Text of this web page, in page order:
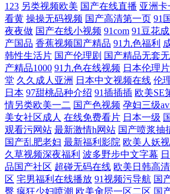
片 免费AV水蜜桃 在线观看+亚洲 久久精品日韩
费人成视频播放
123 另类视频欧美 国产在线直播 亚洲卡
看黄 操操无码视频 国产高清第一页 91
夜夜做 国产在线小视频 91com 91豆花成
产国品 香蕉视频国产精品 91九色福利
韩性生活片 国产伦理剧 国产精品无套
产精品1000 91九色在线视频 日本伦理
堂 久久成人亚洲 日本中文视频在线 伦
日本 97甜桃品种介绍 91插插插 欧美SE
情另类欧美一二 国产色视频 孕妇三级
美女社区成人 在线免费看片 日本一级
观看污网站 最新激情h网站 国产喷浆抽
国产乱肥老妇 最新福利影院 欧美人妖
久草视频深夜福利 波多野步中文字幕
品国产社区 超碰无码在线 欧美日韩高
区 宅男福利在线播放 91视频污导航 国
臀 疯狂少妇喷潮 欧美肏屄一区二区 国